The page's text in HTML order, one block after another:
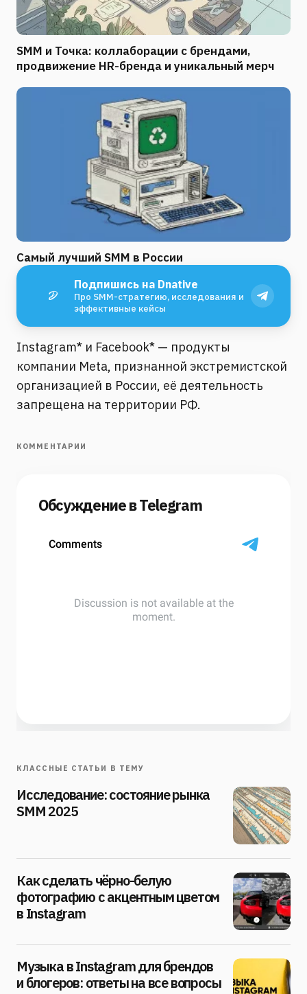
SMM и Точка: коллаборации с брендами,
продвижение HR-бренда и уникальный мерч
Самый лучший SMM в России
Подпишись на Dnative
Про SMM-стратегию, исследования и
эффективные кейсы
Instagram* и Facebook* — продукты
компании Meta, признанной экстремистской
организацией в России, её деятельность
запрещена на территории РФ.
КОММЕНТАРИИ
Обсуждение в Telegram
КЛАССНЫЕ СТАТЬИ В ТЕМУ
Исследование: состояние рынка
SMM 2025
Как сделать чёрно-белую
фотографию с акцентным цветом
в Instagram
Музыка в Instagram для брендов
и блогеров: ответы на все вопросы